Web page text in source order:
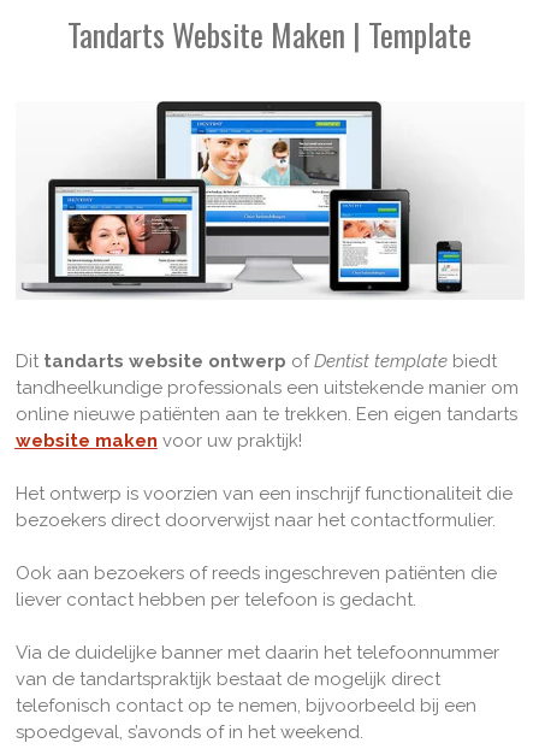
Tandarts Website Maken | Template
Dit tandarts website ontwerp ofDentist templatebiedt
tandheelkundige professionals een uitstekende manier om
online nieuwe patiënten aan te trekken. Een eigen tandarts
website maken voor uw praktijk!
Het ontwerp is voorzien van een inschrijf functionaliteit die
bezoekers direct doorverwijst naar het contactformulier.
Ook aan bezoekers of reeds ingeschreven patiënten die
liever contact hebben per telefoon is gedacht.
Via de duidelijke banner met daarin het telefoonnummer
van de tandartspraktijk bestaat de mogelijk direct
telefonisch contact op te nemen, bijvoorbeeld bij een
spoedgeval, s’avonds of in het weekend.